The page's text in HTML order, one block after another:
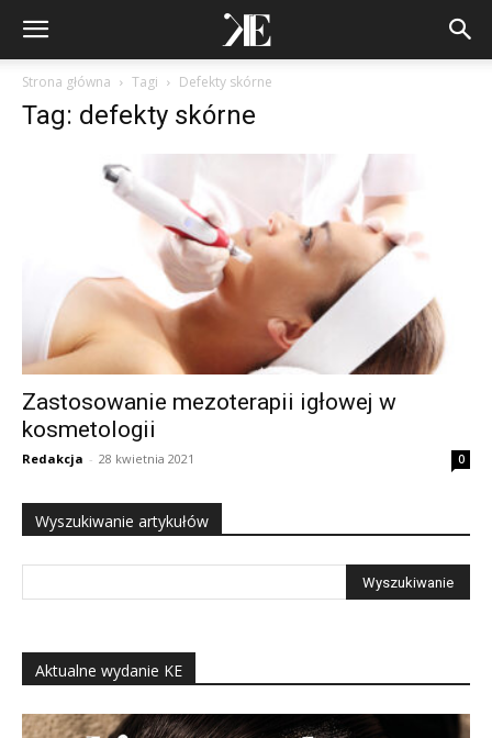
Strona główna Tagi Defekty skórne
Tag: defekty skórne
Zastosowanie mezoterapii igłowej w
kosmetologii
Redakcja - 28 kwietnia 2021 0
Wyszukiwanie artykułów
Aktualne wydanie KE